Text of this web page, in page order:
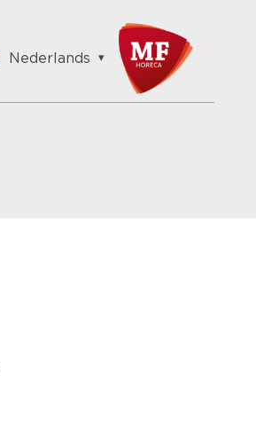
Nederlands
Nederlands